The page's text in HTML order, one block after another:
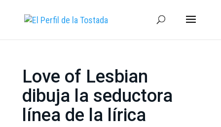
Love of Lesbian
dibuja la seductora
línea de la lírica